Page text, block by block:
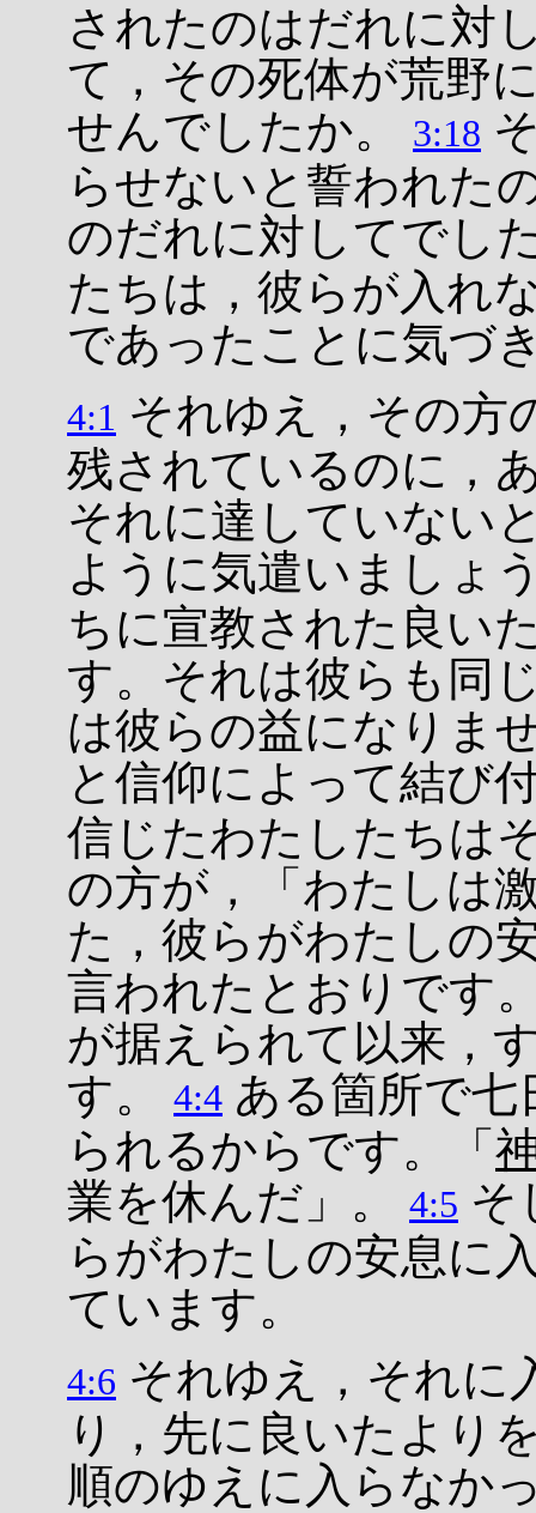
されたのはだれに対
て，その死体が荒野
せんでしたか。
3:18
らせないと誓われた
のだれに対してでし
たちは，彼らが入れ
であったことに気づ
4:1 それゆえ，その方
残されているのに，
それに達していない
ように気遣いましょ
ちに宣教された良い
す。それは彼らも同
は彼らの益になりま
と信仰によって結び
信じたわたしたちは
の方が，「わたしは
た，彼らがわたしの
言われたとおりです
が据えられて以来，
す。
4:4 ある箇所で
られるからです。「
業を休んだ」。
4:5 そ
らがわたしの安息に
ています。
4:6 それゆえ，それに
り，先に良いたより
順のゆえに入らなか